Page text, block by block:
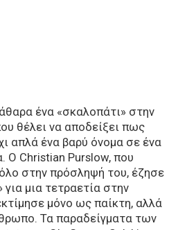
ένα «σκαλοπάτι» στην
θέλει να αποδείξει πως
απλά ένα βαρύ όνομα σε ένα
O Christian Purslow, που
στην πρόσληψή του, έζησε
για μια τετραετία στην
μόνο ως παίκτη, αλλά
Τα παραδείγματα των